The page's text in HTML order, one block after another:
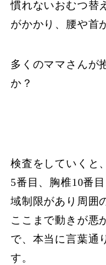
慣れないおむつ替
がかかり、腰や首
多くのママさんが
か？
検査をしていくと
5番目、胸椎10番
域制限があり周囲
ここまで動きが悪
で、本当に言葉通
す。